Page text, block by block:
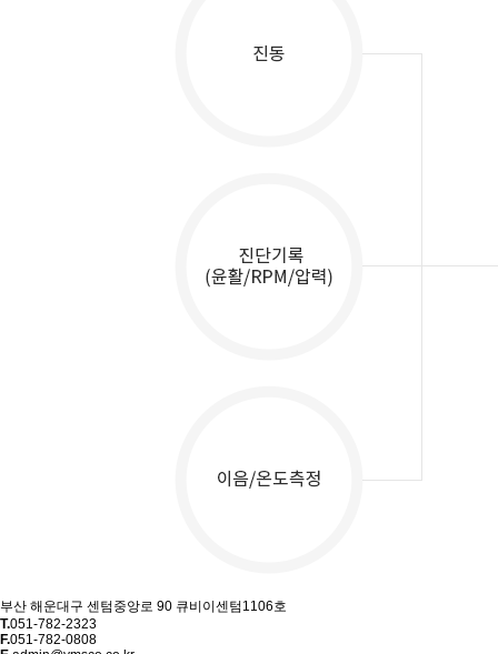
부산 해운대구 센텀중앙로 90 큐비이센텀1106호
T.051-782-2323
F.051-782-0808